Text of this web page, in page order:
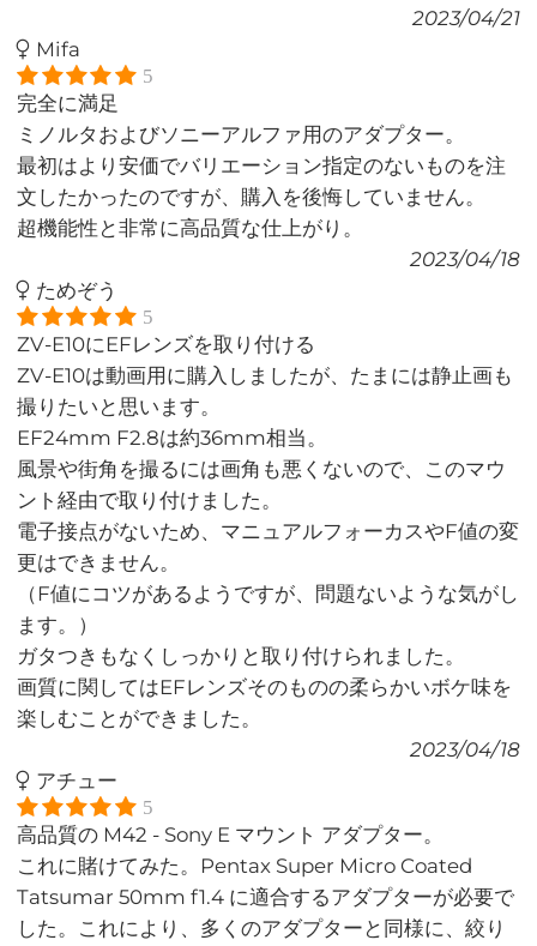
2023/04/21
Mifa
5
完全に満足
ミノルタおよびソニーアルファ用のアダプター。
最初はより安価でバリエーション指定のないものを注
文したかったのですが、購入を後悔していません。
超機能性と非常に高品質な仕上がり。
2023/04/18
ためぞう
5
ZV-E10にEFレンズを取り付ける
ZV-E10は動画用に購入しましたが、たまには静止画も
撮りたいと思います。
EF24mm F2.8は約36mm相当。
風景や街角を撮るには画角も悪くないので、このマウ
ント経由で取り付けました。
電子接点がないため、マニュアルフォーカスやF値の変
更はできません。
（F値にコツがあるようですが、問題ないような気がし
ます。）
ガタつきもなくしっかりと取り付けられました。
画質に関してはEFレンズそのものの柔らかいボケ味を
楽しむことができました。
2023/04/18
アチュー
5
高品質の M42 - Sony E マウント アダプター。
これに賭けてみた。Pentax Super Micro Coated
Tatsumar 50mm f1.4 に適合するアダプターが必要で
した。これにより、多くのアダプターと同様に、絞り